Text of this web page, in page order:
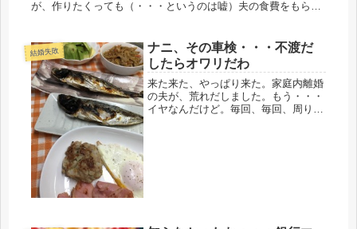
が、作りたくっても（・・・というのは嘘）夫の食費をもらっ
結婚失敗
ナニ、その車検・・・不渡だ
したらオワリだわ
来た来た、やっぱり来た。家庭内離婚
の夫が、荒れだしました。もう・・・
イヤなんだけど。毎回、毎回、周りに